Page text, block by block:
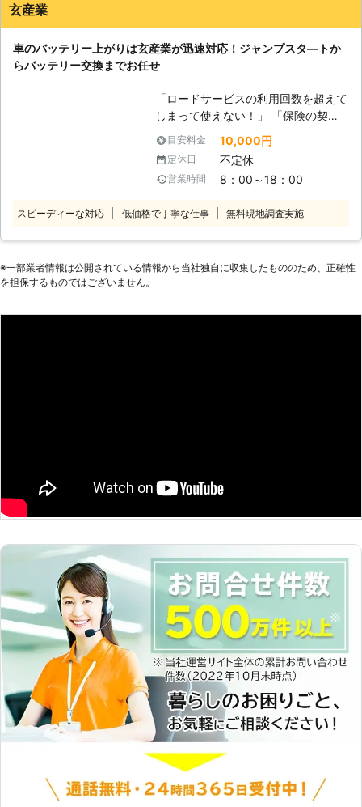
って動かなくなってしまいます。
●24時間365日で対応可能！突然の事
できます 車のバッテリーが上がって
しまったことに気づくのは、車を運転
しようとしたけれどうんともすんとも
動かないときです。実際に運転をしよ
うとしたその瞬間に気が付くので、時
間的に余裕がないことも多いでしょ
社クイックキャット」の出番です！弊
社は、24時間365日対応していま
えて準備しているからこそ、お客様か
玄産業
車のバッテリー上がりは玄産業が迅速対応！ジャンプスタ―トか
らバッテリー交換までお任せ
「ロードサービスの利用回数を超えて
しまって使えない！」 「保険の契約
業者だと時間がかかると言われてしま
った」 このようなときは玄産業にご
連絡ください！車のバッテリーが上が
ってエンジンがかからない時、エンジ
点を構える当店なら市内は最短1時間
自動車整備経験のある当店のスタッフ
も安心して任せていただけます。 ま
目安料金 10,000円
定休日 不定休
営業時間 8：00～18：00
スピーディーな対応 低価格で丁寧な仕事 無料現地調査実施
※⼀部業者情報は公開されている情報から当社独⾃に収集したもののため、正確性
を担保するものではございません。